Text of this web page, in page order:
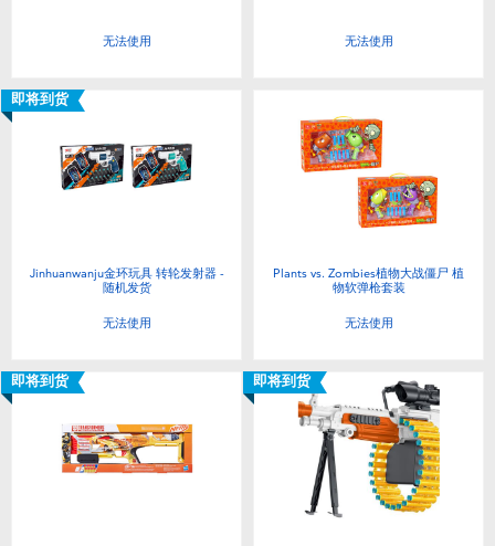
无法使用 无法使用
即将到货
Jinhuanwanju金环玩具 转轮发射器 -
随机发货
无法使用
Plants vs. Zombies植物大战僵尸 植
物软弹枪套装
无法使用
即将到货 即将到货